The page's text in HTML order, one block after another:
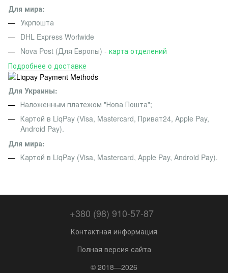
Для мира:
Укрпошта
DHL Express Worlwide
Nova Post (Для Европы) - карта отделений
Подробнее о доставке
Для Украины:
Наложенным платежом "Нова Пошта";
Картой в LiqPay (Visa, Mastercard, Приват24, Apple Pay,
Android Pay).
Для мира:
Картой в LiqPay (Visa, Mastercard, Apple Pay, Android Pay).
+380 (98) 910-57-87
Контактная информация
Полная версия сайта
© 2018—2026